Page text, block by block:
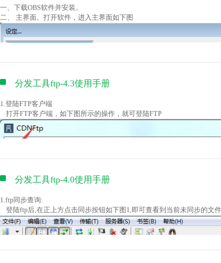
一、下载OBS软件并安装。
二、 主界面。打开软件，进入主界面如下图
分发工具ftp-4.3使用手册
1.登陆FTP客户端
打开FTP客户端，如下图所示的操作，就可登陆FTP
分发工具ftp-4.0使用手册
1.ftp同步查询:
登陆ftp后,在正上方点击同步按钮如下图1,即可查看到当前未同步的文